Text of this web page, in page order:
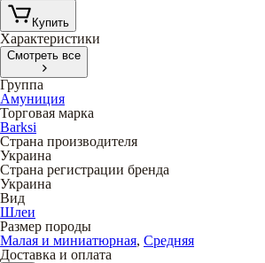
Купить
Характеристики
Смотреть все
Группа
Амуниция
Торговая марка
Barksi
Страна производителя
Украина
Страна регистрации бренда
Украина
Вид
Шлеи
Размер породы
Малая и миниатюрная, Средняя
Доставка и оплата